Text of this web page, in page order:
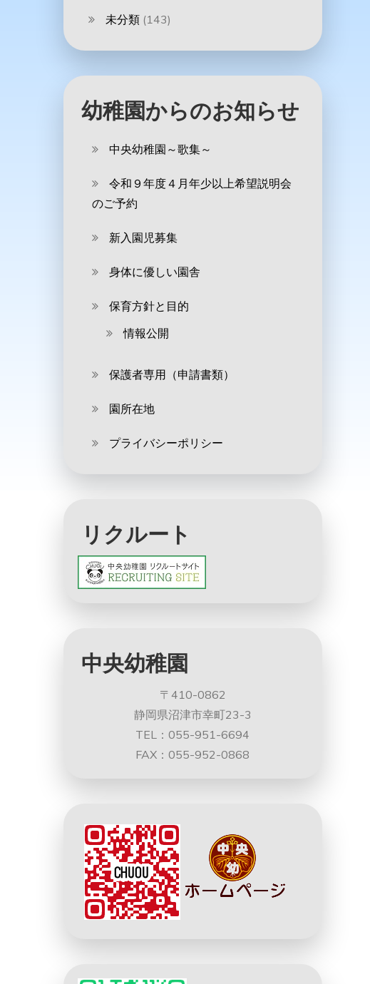
未分類(143)
幼稚園からのお知らせ
中央幼稚園～歌集～
令和９年度４月年少以上希望説明会
のご予約
新入園児募集
身体に優しい園舎
保育方針と目的
情報公開
保護者専用（申請書類）
園所在地
プライバシーポリシー
リクルート
中央幼稚園
〒410-0862
静岡県沼津市幸町23-3
TEL：055-951-6694
FAX：055-952-0868